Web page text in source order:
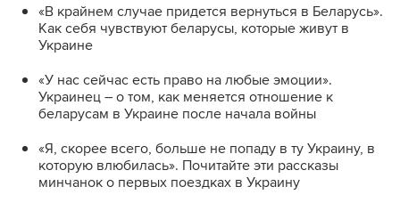
«В крайнем случае придется вернуться в Беларусь».
Как себя чувствуют беларусы, которые живут в
Украине
«У нас сейчас есть право на любые эмоции».
Украинец – о том, как меняется отношение к
беларусам в Украине после начала войны
«Я, скорее всего, больше не попаду в ту Украину, в
которую влюбилась». Почитайте эти рассказы
минчанок о первых поездках в Украину